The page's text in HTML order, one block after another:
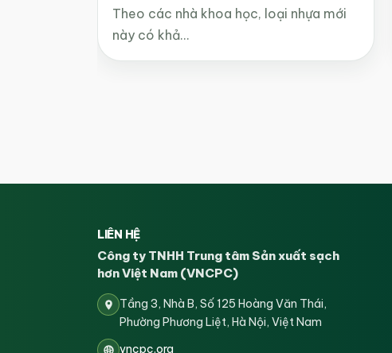
Theo các nhà khoa học, loại nhựa mới
này có khả…
LIÊN HỆ
Công ty TNHH Trung tâm Sản xuất sạch
hơn Việt Nam (VNCPC)
Tầng 3, Nhà B, Số 125 Hoàng Văn Thái,
Phường Phương Liệt, Hà Nội, Việt Nam
vncpc.org